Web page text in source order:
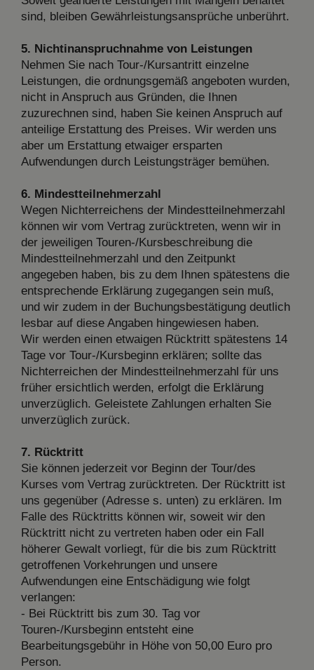
sind, bleiben Gewährleistungsansprüche unberührt.
5. Nichtinanspruchnahme von Leistungen
Nehmen Sie nach Tour-/Kursantritt einzelne
Leistungen, die ordnungsgemäß angeboten wurden,
nicht in Anspruch aus Gründen, die Ihnen
zuzurechnen sind, haben Sie keinen Anspruch auf
anteilige Erstattung des Preises. Wir werden uns
aber um Erstattung etwaiger ersparten
Aufwendungen durch Leistungsträger bemühen.
6. Mindestteilnehmerzahl
Wegen Nichterreichens der Mindestteilnehmerzahl
können wir vom Vertrag zurücktreten, wenn wir in
der jeweiligen Touren-/Kursbeschreibung die
Mindestteilnehmerzahl und den Zeitpunkt
angegeben haben, bis zu dem Ihnen spätestens die
entsprechende Erklärung zugegangen sein muß,
und wir zudem in der Buchungsbestätigung deutlich
lesbar auf diese Angaben hingewiesen haben.
Wir werden einen etwaigen Rücktritt spätestens 14
Tage vor Tour-/Kursbeginn erklären; sollte das
Nichterreichen der Mindestteilnehmerzahl für uns
früher ersichtlich werden, erfolgt die Erklärung
unverzüglich. Geleistete Zahlungen erhalten Sie
unverzüglich zurück.
7. Rücktritt
Sie können jederzeit vor Beginn der Tour/des
Kurses vom Vertrag zurücktreten. Der Rücktritt ist
uns gegenüber (Adresse s. unten) zu erklären. Im
Falle des Rücktritts können wir, soweit wir den
Rücktritt nicht zu vertreten haben oder ein Fall
höherer Gewalt vorliegt, für die bis zum Rücktritt
getroffenen Vorkehrungen und unsere
Aufwendungen eine Entschädigung wie folgt
verlangen:
- Bei Rücktritt bis zum 30. Tag vor
Touren-/Kursbeginn entsteht eine
Bearbeitungsgebühr in Höhe von 50,00 Euro pro
Person.